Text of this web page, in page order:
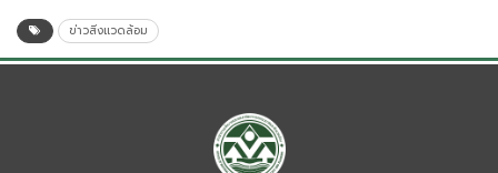
ข่าวสิ่งแวดล้อม